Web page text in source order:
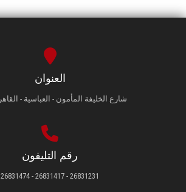
العنوان
شارع الخليفة المأمون - العباسية -
رقم التليفون
26831231 - 26831417 - 26831474